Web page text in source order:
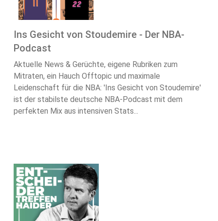
Ins Gesicht von Stoudemire - Der NBA-
Podcast
Aktuelle News & Gerüchte, eigene Rubriken zum
Mitraten, ein Hauch Offtopic und maximale
Leidenschaft für die NBA: 'Ins Gesicht von Stoudemire'
ist der stabilste deutsche NBA-Podcast mit dem
perfekten Mix aus intensiven Stats...